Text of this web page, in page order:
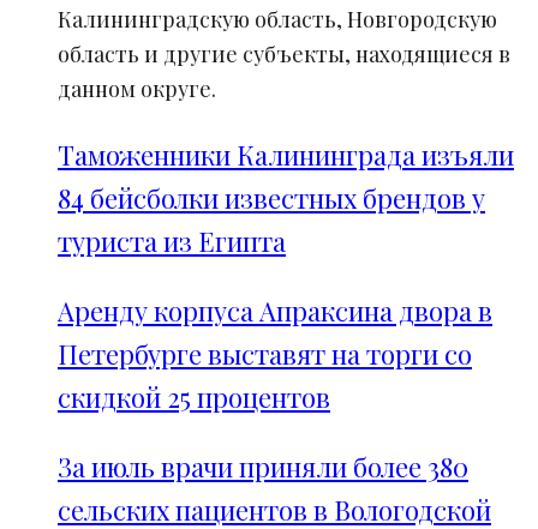
Калининградскую область, Новгородскую
область и другие субъекты, находящиеся в
данном округе.
Таможенники Калининграда изъяли
84 бейсболки известных брендов у
туриста из Египта
Аренду корпуса Апраксина двора в
Петербурге выставят на торги со
скидкой 25 процентов
За июль врачи приняли более 380
сельских пациентов в Вологодской